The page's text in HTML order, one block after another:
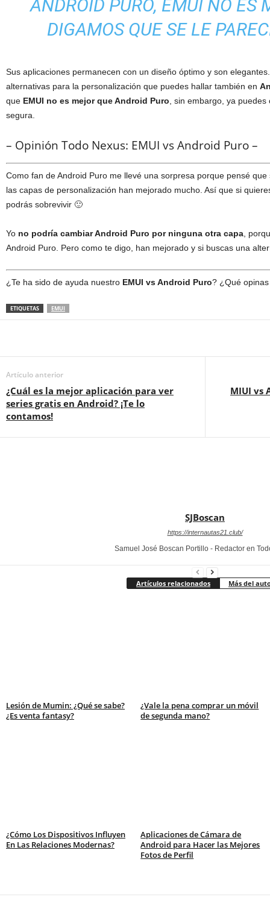
ANDROID PURO, EMUI NO ES
DIGAMOS QUE SE LE
Sus aplicaciones permanecen con un diseño óptimo y son
alternativas para la personalización que puedes hallar también en
que EMUI no es mejor que Android Puro, sin embargo, ya
segura.
– Opinión Todo Nexus: EMUI vs Android Puro –
Como fan de Android Puro me llevé una sorpresa porque pensé
las capas de personalización han mejorado mucho. Así que si
podrás sobrevivir 🙂
Yo no podría cambiar Android Puro por ninguna otra capa,
Android Puro. Pero como te digo, han mejorado y si buscas una
¿Te ha sido de ayuda nuestro EMUI vs Android Puro? ¿Qué
ETIQUETAS EMUI
Artículo anterior
¿Cuál es la mejor aplicación para ver
series gratis en Android? ¡Te lo
contamos!
MIUI vs
SJBoscan
https://internautas21.club/
Samuel José Boscan Portillo - Redactor en
Artículos relacionados Más del
Lesión de Mumin: ¿Qué se sabe?
¿Es venta fantasy?
¿Vale la pena comprar un móvil
de segunda mano?
¿Cómo Los Dispositivos Influyen
En Las Relaciones Modernas?
Aplicaciones de Cámara de
Android para Hacer las Mejores
Fotos de Perfil